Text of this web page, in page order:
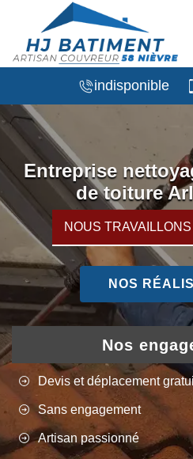
indisponible
Entreprise
de toiture
NOUS
NOS
Nos
Devis et déplacement
Sans engagement
Artisan passionné